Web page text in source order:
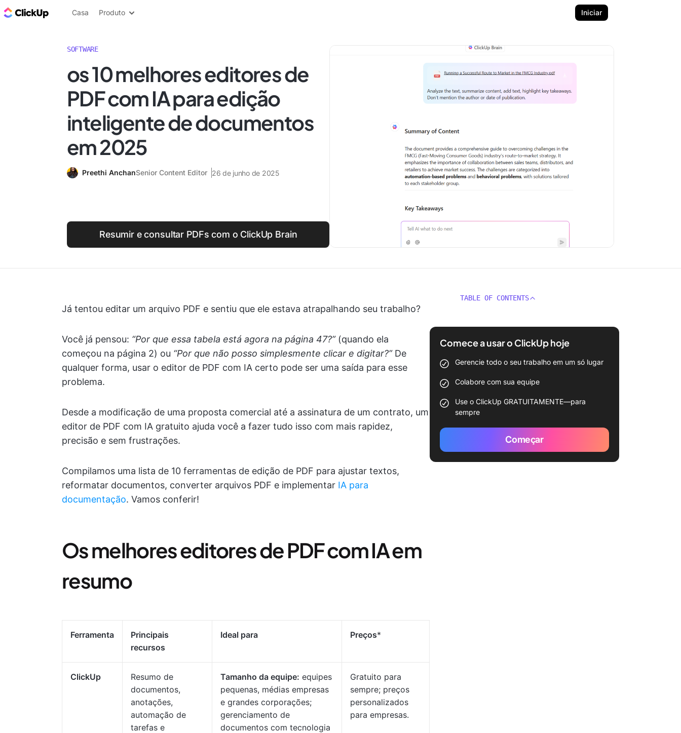
ClickUp Blogue
Casa Produto Iniciar
SOFTWARE
os 10 melhores editores de
PDF com IA para edição
inteligente de documentos
em 2025
Preethi AnchanSenior Content Editor 26 de junho de 2025
Resumir e consultar PDFs com o ClickUp Brain
Já tentou editar um arquivo PDF e sentiu que ele estava atrapalhando seu trabalho?
Você já pensou: “Por que essa tabela está agora na página 47?”(quando ela
começou na página 2) ou “Por que não posso simplesmente clicar e digitar?”De
qualquer forma, usar o editor de PDF com IA certo pode ser uma saída para esse
problema.
Desde a modificação de uma proposta comercial até a assinatura de um contrato, um
editor de PDF com IA gratuito ajuda você a fazer tudo isso com mais rapidez,
precisão e sem frustrações.
Compilamos uma lista de 10 ferramentas de edição de PDF para ajustar textos,
reformatar documentos, converter arquivos PDF e implementar IA para
documentação. Vamos conferir!
Os melhores editores de PDF com IA em
resumo
Ferramenta
Principais
recursos
Ideal para Preços*
ClickUp
Resumo de
documentos,
anotações,
automação de
tarefas e
Tamanho da equipe: equipes
pequenas, médias empresas
e grandes corporações;
gerenciamento de
documentos com tecnologia
Gratuito para
sempre; preços
personalizados
para empresas.
TABLE OF CONTENTS
Comece a usar o ClickUp hoje
Gerencie todo o seu trabalho em um só lugar
Colabore com sua equipe
Use o ClickUp GRATUITAMENTE—para
sempre
Começar